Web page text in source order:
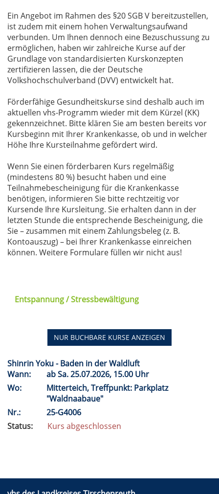
Ein Angebot im Rahmen des §20 SGB V bereitzustellen,
ist zudem mit einem hohen Verwaltungsaufwand
verbunden. Um Ihnen dennoch eine Bezuschussung zu
ermöglichen, haben wir zahlreiche Kurse auf der
Grundlage von standardisierten Kurskonzepten
zertifizieren lassen, die der Deutsche
Volkshochschulverband (DVV) entwickelt hat.
Förderfähige Gesundheitskurse sind deshalb auch im
aktuellen vhs-Programm wieder mit dem Kürzel (KK)
gekennzeichnet. Bitte klären Sie am besten bereits vor
Kursbeginn mit Ihrer Krankenkasse, ob und in welcher
Höhe Ihre Kursteilnahme gefördert wird.
Wenn Sie einen förderbaren Kurs regelmäßig
(mindestens 80 %) besucht haben und eine
Teilnahmebescheinigung für die Krankenkasse
benötigen, informieren Sie bitte rechtzeitig vor
Kursende Ihre Kursleitung. Sie erhalten dann in der
letzten Stunde die entsprechende Bescheinigung, die
Sie – zusammen mit einem Zahlungsbeleg (z. B.
Kontoauszug) – bei Ihrer Krankenkasse einreichen
können. Weitere Formulare füllen wir nicht aus!
Entspannung / Stressbewältigung
NUR BUCHBARE KURSE ANZEIGEN
Shinrin Yoku - Baden in der Waldluft
Wann:
abSa.25.07.2026, 15.00 Uhr
Wo:
Mitterteich, Treffpunkt: Parkplatz
"Waldnaabaue"
Nr.:
25-G4006
Status:
Kurs abgeschlossen